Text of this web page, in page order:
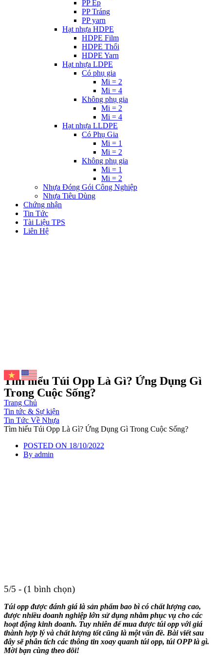
PP Ép
PP Tráng
PP yarn
Hạt nhựa HDPE
HDPE Film
HDPE Thổi
HDPE Yarn
Hạt nhựa LDPE
Có phụ gia
Mi = 2
Mi = 4
Không phụ gia
Mi = 2
Mi = 4
Hạt nhựa LLDPE
Có Phụ Gia
Mi = 1
Mi = 2
Không phụ gia
Mi = 1
Mi = 2
Nhựa Đóng Gói Công Nghiệp
Nhựa Tiêu Dùng
Chứng nhận
Tin Tức
Tài Liệu TPS
Liên Hệ
Tìm hiểu Túi Opp Là Gì? Ứng Dụng Gì
Trong Cuộc Sống?
Trang Chủ
Tin tức & Sự kiện
Tin Tức Về Nhựa
Tìm hiểu Túi Opp Là Gì? Ứng Dụng Gì Trong Cuộc Sống?
POSTED ON 18/10/2022
By admin
5/5 - (1 bình chọn)
Túi opp được đánh giá là sản phẩm bao bì có chất lượng cao,
được nhiều doanh nghiệp lớn sử dụng nhằm phục vụ cho các
hoạt động kinh doanh. Tuy nhiên để mua được túi opp với giá
thành hợp lý và chất lượng tốt cũng là một vấn đề. Bài viết sau
đây sẽ phân tích các thông tin xoay quanh túi opp, túi OPP là gì.
Mời bạn cùng theo dõi!